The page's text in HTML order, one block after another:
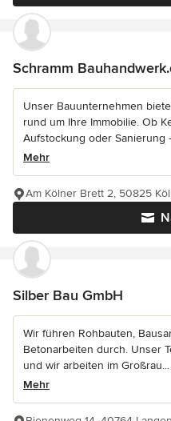
Schramm
Unser Bauunternehmen
rund um Ihre Immobilie. Ob
Aufstockung oder Sanierung
Mehr
Am Kölner Brett 2, 50825
Silber Bau GmbH
Wir führen Rohbauten,
Betonarbeiten durch. Unser
und wir arbeiten im Großrau...
Mehr